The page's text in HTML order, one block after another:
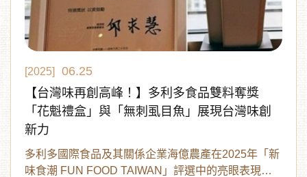
[2025]
06.25
【台灣味再創高峰！】多利多食品雙料奪獎
「花魁禮盒」與「無刺虱目魚」展現台灣味創
新力
多利多國際食品及其關係企業海億農產在2025年「新
味食潮 FUN FOOD TAIWAN」評選中的亮眼表現。